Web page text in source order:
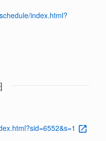
index.html?